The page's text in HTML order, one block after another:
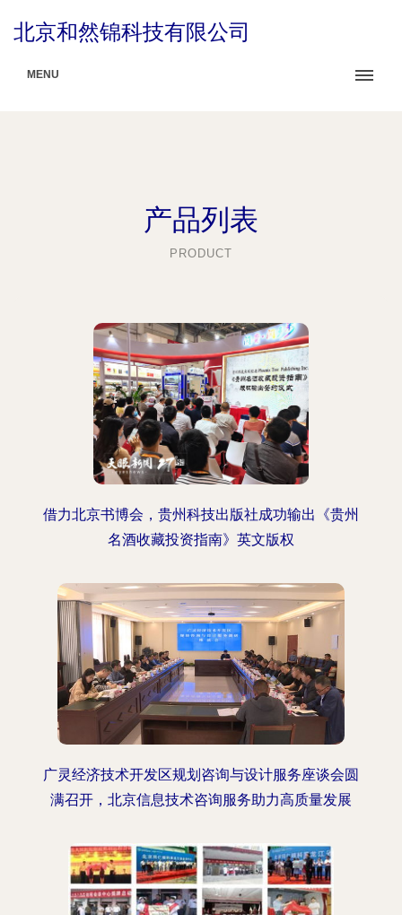
北京和然锦科技有限公司
MENU
产品列表
PRODUCT
借力北京书博会，贵州科技出版社成功输出《贵州
名酒收藏投资指南》英文版权
广灵经济技术开发区规划咨询与设计服务座谈会圆
满召开，北京信息技术咨询服务助力高质量发展